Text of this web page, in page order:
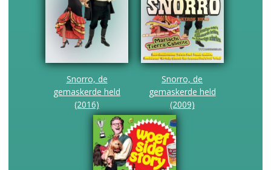
Snorro, de
gemaskerde held
(2016)
Snorro, de
gemaskerde held
(2009)